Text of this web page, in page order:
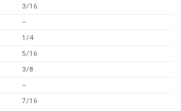
3/16
–
1/4
5/16
3/8
–
7/16